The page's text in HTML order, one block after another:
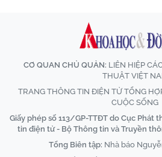
CƠ QUAN CHỦ QUẢN: LIÊN HIỆP
THUẬT VIỆT
TRANG THÔNG TIN ĐIỆN TỬ TỔNG
CUỘC SỐNG
Giấy phép số 113/GP-TTĐT do Cục Phát
tin điện tử - Bộ Thông tin và Truyền
Tổng Biên tập: Nhà báo